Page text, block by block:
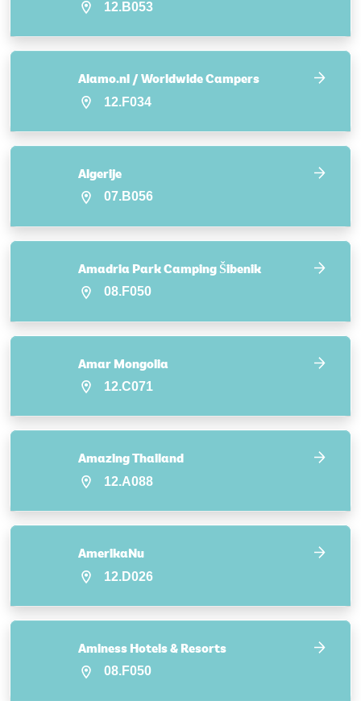
12.B053
Alamo.nl / Worldwide Campers
12.F034
Algerije
07.B056
Amadria Park Camping Šibenik
08.F050
Amar Mongolia
12.C071
Amazing Thailand
12.A088
AmerikaNu
12.D026
Aminess Hotels & Resorts
08.F050